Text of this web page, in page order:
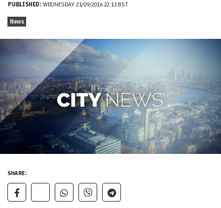
PUBLISHED: WEDNESDAY 21/09/2016 22:13 BST
News
SHARE: